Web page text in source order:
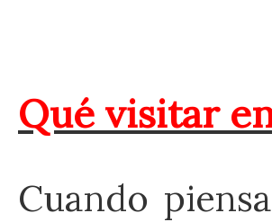
Qué visitar
Cuando